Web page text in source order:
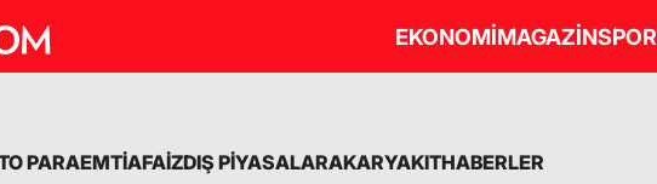
EKONOMİMAGAZİNSPOR
PARAEMTİAFAİZDIŞ PİYASALARAKARYAKITHABERLER